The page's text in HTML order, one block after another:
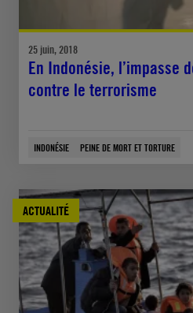
25 juin, 2018
En Indonésie, l’impasse
contre le terrorisme
INDONÉSIE PEINE DE MORT ET TORTURE
ACTUALITÉ